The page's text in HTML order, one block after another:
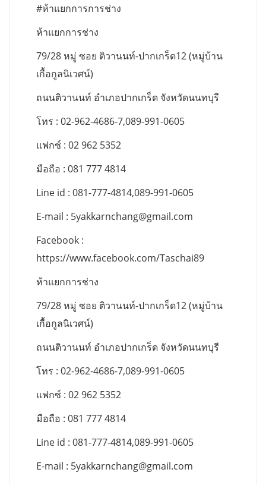
#ห้าแยกการการช่าง
ห้าแยกการช่าง
79/28 หมู่ ซอย ติวานนท์-ปากเกร็ด12 (หมู่บ้าน
เกื้อกูลนิเวศน์)
ถนนติวานนท์ อำเภอปากเกร็ด จังหวัดนนทบุรี
โทร : 02-962-4686-7,089-991-0605
แฟกซ์ : 02 962 5352
มือถือ : 081 777 4814
Line id : 081-777-4814,089-991-0605
E-mail : 5yakkarnchang@gmail.com
Facebook :
https://www.facebook.com/Taschai89
ห้าแยกการช่าง
79/28 หมู่ ซอย ติวานนท์-ปากเกร็ด12 (หมู่บ้าน
เกื้อกูลนิเวศน์)
ถนนติวานนท์ อำเภอปากเกร็ด จังหวัดนนทบุรี
โทร : 02-962-4686-7,089-991-0605
แฟกซ์ : 02 962 5352
มือถือ : 081 777 4814
Line id : 081-777-4814,089-991-0605
E-mail : 5yakkarnchang@gmail.com